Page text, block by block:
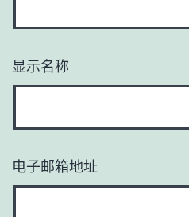
显示名称
电子邮箱地址